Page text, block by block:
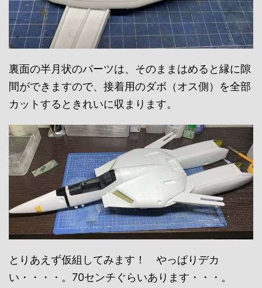
裏面の半月状のパーツは、そのままはめると縁に隙
間ができますので、接着用のダボ（オス側）を全部
カットするときれいに収まります。
とりあえず仮組してみます！ やっぱりデカ
い・・・・。70センチぐらいあります・・・。